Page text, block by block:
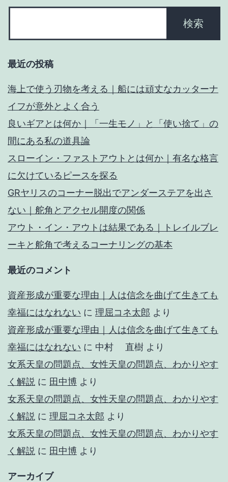
最近の投稿
海上で使う刃物を考える｜船には頑丈なカッターナ
イフが意外とよく合う
良いギアとは何か｜「一生モノ」と「使い捨て」の
間にある私の道具論
スローイン・ファストアウトとは何か｜有名な格言
に欠けているピースを探る
GRヤリスのコーナー脱出でアンダーステアを出さ
ない｜舵角とアクセル開度の関係
アウト・イン・アウトは結果である｜トレイルブレ
ーキと舵角で考えるコーナリングの基本
最近のコメント
資産形成が重要な理由｜人は信念を曲げて生きても
幸福にはなれない に 理屈コネ太郎 より
資産形成が重要な理由｜人は信念を曲げて生きても
幸福にはなれない に 中村 直樹 より
女系天皇の問題点、女性天皇の問題点、わかりやす
く解説 に 田中博 より
女系天皇の問題点、女性天皇の問題点、わかりやす
く解説 に 理屈コネ太郎 より
女系天皇の問題点、女性天皇の問題点、わかりやす
く解説 に 田中博 より
アーカイブ